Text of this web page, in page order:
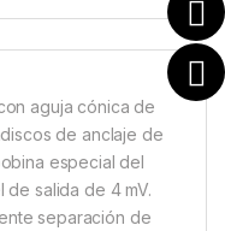
aguja cónica de
de anclaje de
especial del
salida de 4 mV.
separación de